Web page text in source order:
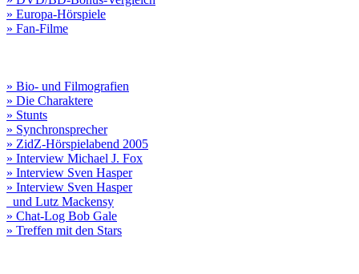
» Europa-Hörspiele
» Fan-Filme
» Bio- und Filmografien
» Die Charaktere
» Stunts
» Synchronsprecher
» ZidZ-Hörspielabend 2005
» Interview Michael J. Fox
» Interview Sven Hasper
» Interview Sven Hasper
und Lutz Mackensy
» Chat-Log Bob Gale
» Treffen mit den Stars